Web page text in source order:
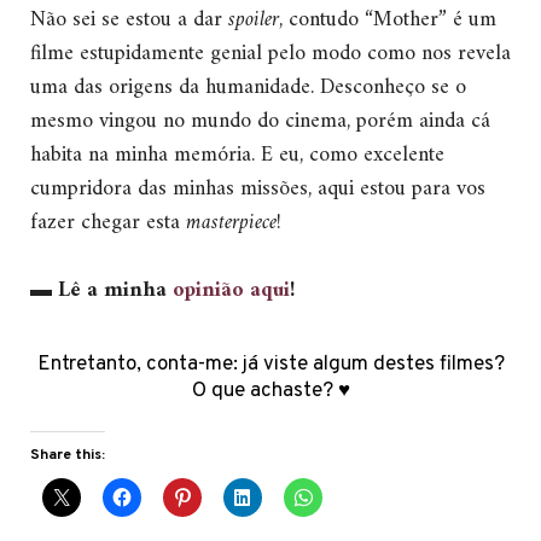
Não sei se estou a darspoiler, contudo “Mother” é um
filme estupidamente genial pelo modo como nos revela
uma das origens da humanidade. Desconheço se o
mesmo vingou no mundo do cinema, porém ainda cá
habita na minha memória. E eu, como excelente
cumpridora das minhas missões, aqui estou para vos
fazer chegar estamasterpiece!
▬Lê a minhaopinião aqui!
Entretanto, conta-me: já viste algum destes filmes?
O que achaste? ♥
Share this: